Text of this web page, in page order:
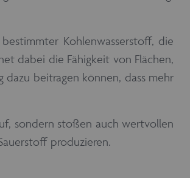
Kohlenwasserstoff, die
dabei die Fähigkeit von Flächen,
beitragen können, dass mehr
sondern stoßen auch wertvollen
produzieren.